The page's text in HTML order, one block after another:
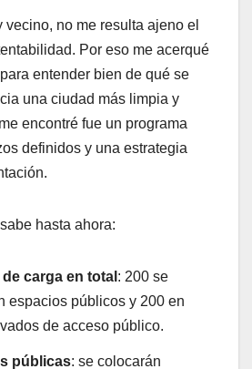
no me resulta ajeno el
Por eso me acerqué
entender bien de qué se
una ciudad más limpia y
encontré fue un programa
definidos y una estrategia
hasta ahora:
carga en total : 200 se
espacios públicos y 200 en
de acceso público.
públicas: se colocarán